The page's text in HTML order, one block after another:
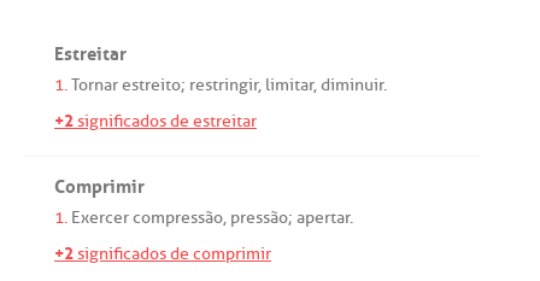
Estreitar
1.Tornarestreito; restringir, limitar,diminuir.
+2significados de estreitar
Comprimir
1. Exercercompressão, pressão; apertar.
+2significados de comprimir